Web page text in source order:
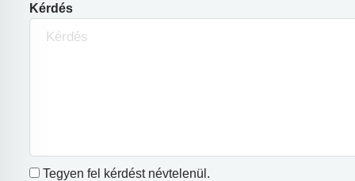
Kérdés
Tegyen fel kérdést névtelenül.